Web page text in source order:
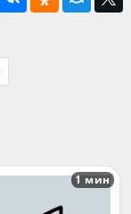
1 мин